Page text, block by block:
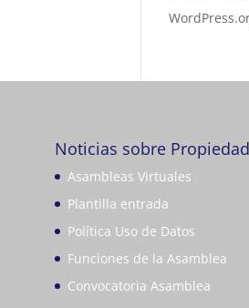
Noticias sobre
Asambleas Virtuales
Plantilla entrada
Política Uso de Datos
Funciones de la Asamblea
Convocatoria Asamblea